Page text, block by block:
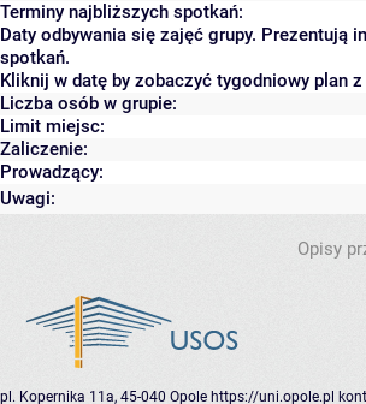
Terminy najbliższych spotkań:
Daty odbywania się zajęć grupy. Prezentują
spotkań.
Kliknij w datę by zobaczyć tygodniowy plan
Liczba osób w grupie:
Limit miejsc:
Zaliczenie:
Prowadzący:
Uwagi:
Opisy
pl. Kopernika 11a, 45-040 Opole https://uni.opole.pl